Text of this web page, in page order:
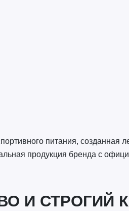
питания, созданная
продукция бренда с
И СТРОГИЙ